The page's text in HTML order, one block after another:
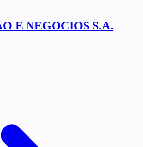
E NEGOCIOS S.A.